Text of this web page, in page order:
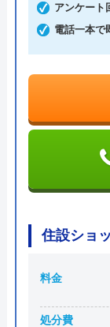
本社所在地
アンケート
電話一本で
住設ショ
料金
処分費